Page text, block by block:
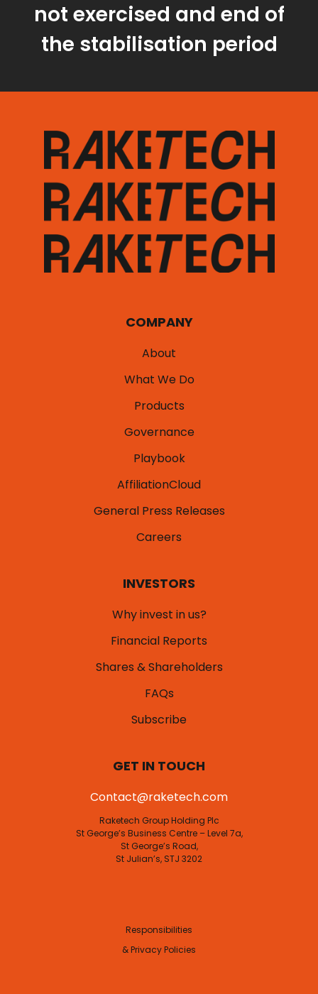
not exercised and end of
the stabilisation period
COMPANY
About
What We Do
Products
Governance
Playbook
AffiliationCloud
General Press Releases
Careers
INVESTORS
Why invest in us?
Financial Reports
Shares & Shareholders
FAQs
Subscribe
GET IN TOUCH
Contact@raketech.com
Raketech Group Holding Plc
St George’s Business Centre – Level 7a,
St George’s Road,
St Julian’s, STJ 3202
Responsibilities
& Privacy Policies